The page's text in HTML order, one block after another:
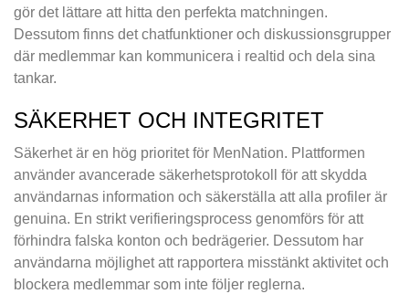
gör det lättare att hitta den perfekta matchningen.
Dessutom finns det chatfunktioner och diskussionsgrupper
där medlemmar kan kommunicera i realtid och dela sina
tankar.
SÄKERHET OCH INTEGRITET
Säkerhet är en hög prioritet för MenNation. Plattformen
använder avancerade säkerhetsprotokoll för att skydda
användarnas information och säkerställa att alla profiler är
genuina. En strikt verifieringsprocess genomförs för att
förhindra falska konton och bedrägerier. Dessutom har
användarna möjlighet att rapportera misstänkt aktivitet och
blockera medlemmar som inte följer reglerna.